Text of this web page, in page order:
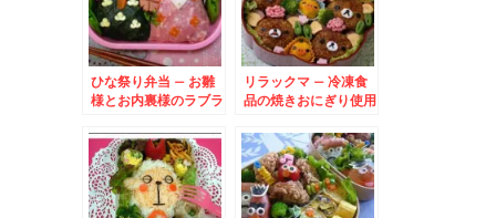
ひな祭り弁当 – お雛
様とお内裏様のラブラ
リラックマ – 冷凍食
品の焼きおにぎり使用